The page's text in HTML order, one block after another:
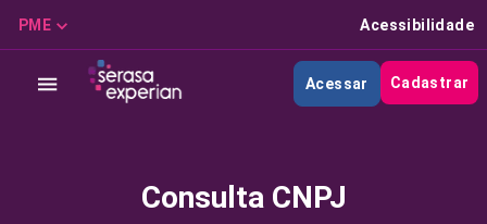
PME Acessibilidade
Acessar Cadastrar
Consulta CNPJ